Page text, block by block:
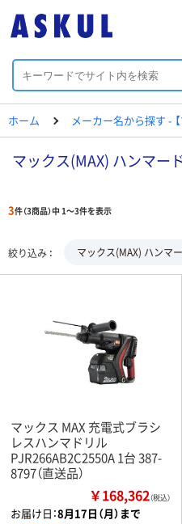
ホーム メーカー名から探す - 【
マックス(MAX) ハンマー
3件（3商品）中 1～3件を表示
絞り込み マックス(MAX) ハンマ
マックス MAX 充電式ブラシ
レスハンマドリル
PJR266AB2C2550A 1台 387-
8797（直送品）
￥168,362（税込）
お届け日：8月17日（月）まで